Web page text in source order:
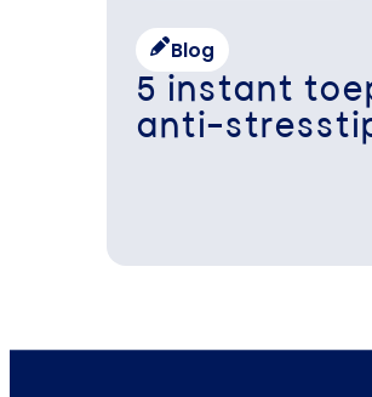
Blog
5 instant
anti-